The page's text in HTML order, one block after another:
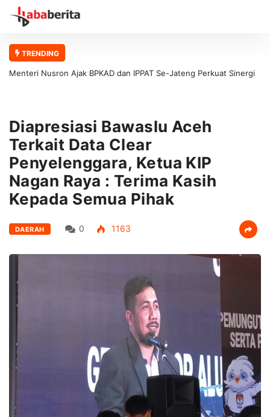
TRENDING
Menteri Nusron Ajak BPKAD dan IPPAT Se-Jateng Perkuat Sinergi
Diapresiasi Bawaslu Aceh
Terkait Data Clear
Penyelenggara, Ketua KIP
Nagan Raya : Terima Kasih
Kepada Semua Pihak
DAERAH 0 1163